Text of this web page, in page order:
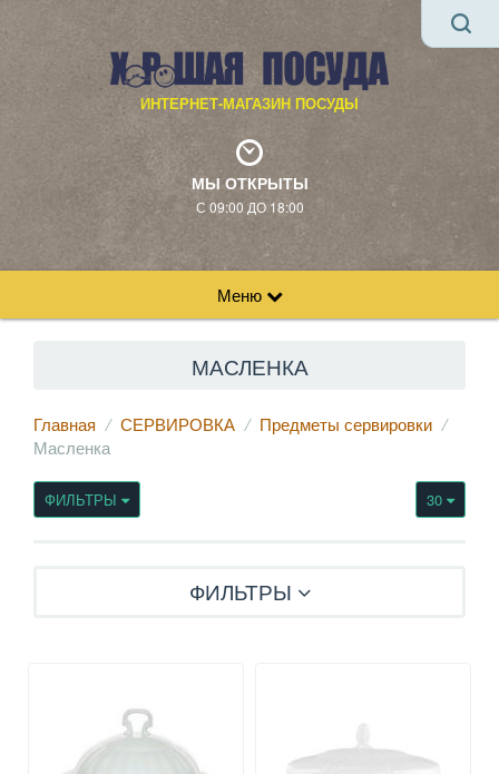
ИНТЕРНЕТ-МАГАЗИН ПОСУДЫ
МЫ ОТКРЫТЫ
С 09:00 ДО 18:00
Меню
МАСЛЕНКА
Главная СЕРВИРОВКА
Предметы сервировки
Масленка
ФИЛЬТРЫ 30
ФИЛЬТРЫ